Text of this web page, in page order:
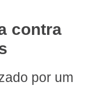
contra
por um